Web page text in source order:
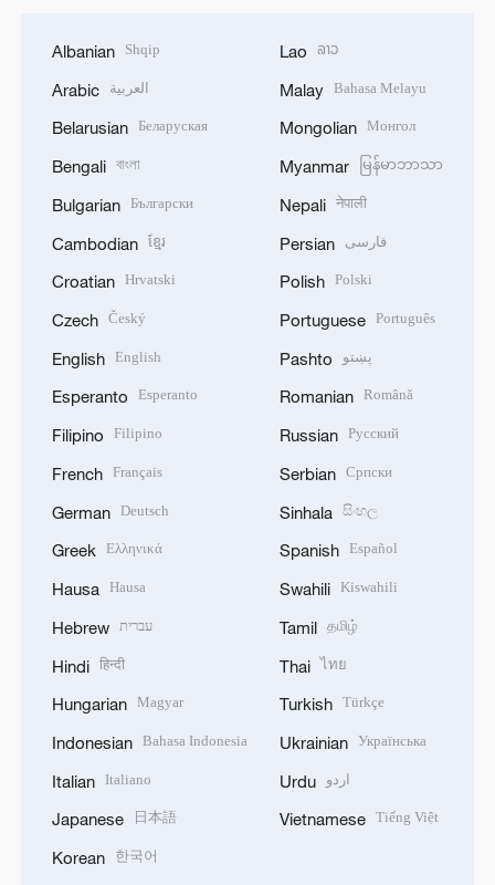
Albanian Shqip
Arabic العربية
Belarusian Беларуская
Bengali বাংলা
Bulgarian Български
Cambodian ខ្មែរ
Croatian Hrvatski
Czech Český
English English
Esperanto Esperanto
Filipino Filipino
French Français
German Deutsch
Greek Ελληνικά
Hausa Hausa
Hebrew עברית
Hindi हिन्दी
Hungarian Magyar
Indonesian Bahasa Indonesia
Italian Italiano
Japanese 日本語
Korean 한국어
Lao ລາວ
Malay Bahasa Melayu
Mongolian Монгол
Myanmar မြန်မာဘာသာ
Nepali नेपाली
Persian فارسی
Polish Polski
Portuguese Português
Pashto پښتو
Romanian Română
Russian Русский
Serbian Српски
Sinhala සිංහල
Spanish Español
Swahili Kiswahili
Tamil தமிழ்
Thai ไทย
Turkish Türkçe
Ukrainian Українська
Urdu اردو
Vietnamese Tiếng Việt